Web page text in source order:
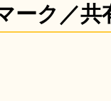
ーク／共